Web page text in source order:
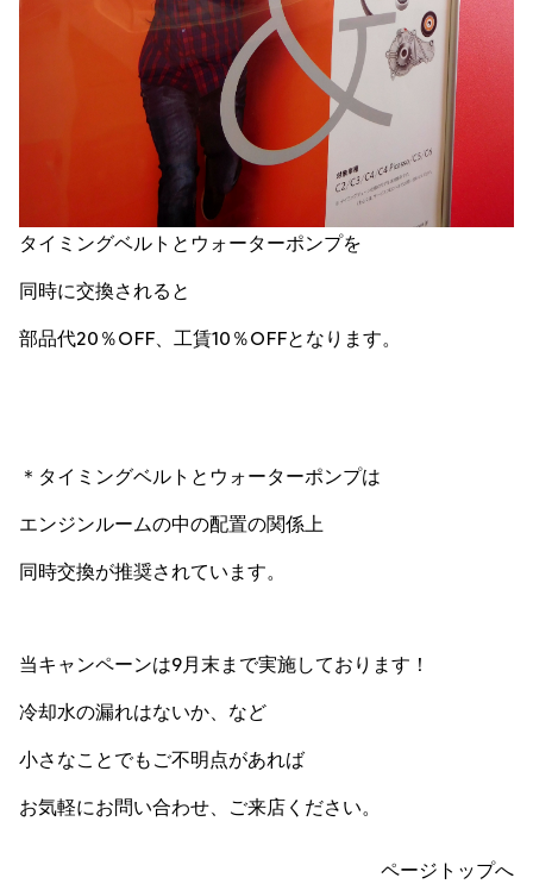
タイミングベルトとウォーターポンプを
同時に交換されると
部品代20％OFF、工賃10％OFFとなります。
＊タイミングベルトとウォーターポンプは
エンジンルームの中の配置の関係上
同時交換が推奨されています。
当キャンペーンは9月末まで実施しております！
冷却水の漏れはないか、など
小さなことでもご不明点があれば
お気軽にお問い合わせ、ご来店ください。
ページトップへ